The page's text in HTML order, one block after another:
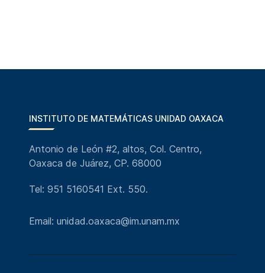
INSTITUTO DE MATEMÁTICAS UNIDAD OAXACA
Antonio de León #2, altos, Col. Centro,
Oaxaca de Juárez, CP. 68000
Tel: 951 5160541 Ext. 550.
Email: unidad.oaxaca@im.unam.mx